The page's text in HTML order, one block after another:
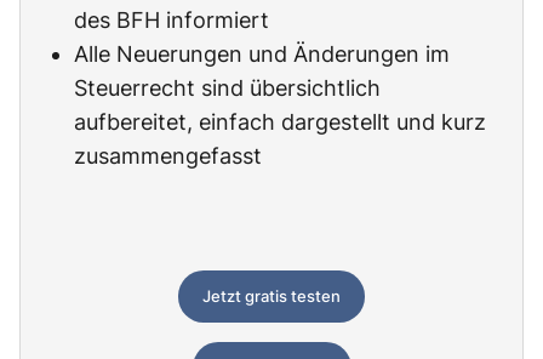
des BFH informiert
Alle Neuerungen und Änderungen im
Steuerrecht sind übersichtlich
aufbereitet, einfach dargestellt und kurz
zusammengefasst
Jetzt gratis testen